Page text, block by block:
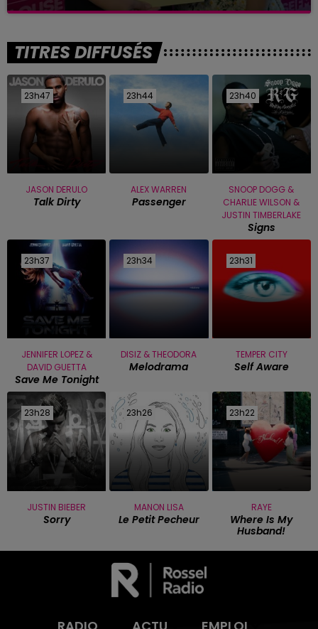
TITRES DIFFUSÉS
23h47
23h47
JASON DERULO
Talk Dirty
23h44
23h44
ALEX WARREN
Passenger
23h40
23h40
SNOOP DOGG &
CHARLIE WILSON &
JUSTIN TIMBERLAKE
Signs
23h37
23h37
JENNIFER LOPEZ &
DAVID GUETTA
Save Me Tonight
23h34
23h34
DISIZ & THEODORA
Melodrama
23h31
23h31
TEMPER CITY
Self Aware
23h28
23h28
JUSTIN BIEBER
Sorry
23h26
23h26
MANON LISA
Le Petit Pecheur
23h22
23h22
RAYE
Where Is My
Husband!